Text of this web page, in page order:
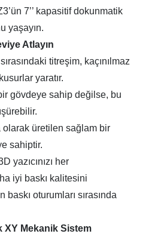
7’’ kapasitif dokunmatik
yaşayın.
Atlayın
titreşim, kaçınılmaz
yaratır.
gövdeye sahip değilse, bu
olarak üretilen sağlam bir
sahiptir.
yazıcınızı her
iyi baskı kalitesini
oturumları sırasında
XY Mekanik Sistem